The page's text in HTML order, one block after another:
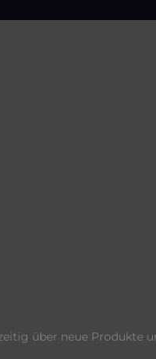
über neue Produkte